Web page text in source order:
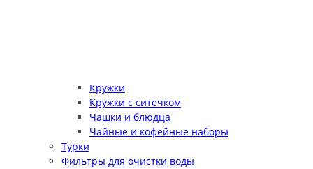
Кружки
Кружки с ситечком
Чашки и блюдца
Чайные и кофейные наборы
Турки
Фильтры для очистки воды